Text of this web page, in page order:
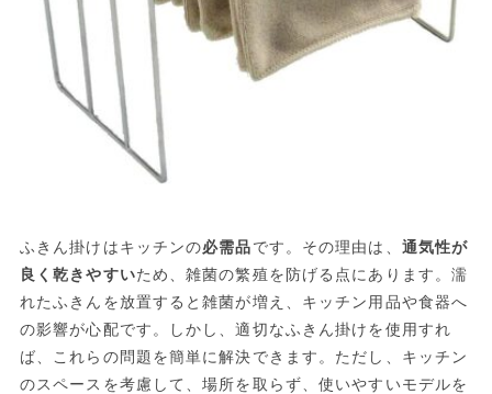
ふきん掛けはキッチンの必需品です。その理由は、 通気性が
良く乾きやすいため、雑菌の繁殖を防げる点にあります。濡
れたふきんを放置すると雑菌が増え、キッチン用品や食器へ
の影響が心配です。しかし、適切なふきん掛けを使用すれ
ば、これらの問題を簡単に解決できます。ただし、キッチン
のスペースを考慮して、場所を取らず、使いやすいモデルを